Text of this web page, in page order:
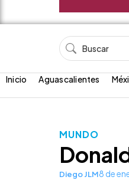
Inicio Aguascalientes
MUNDO
Diego JLM8 de